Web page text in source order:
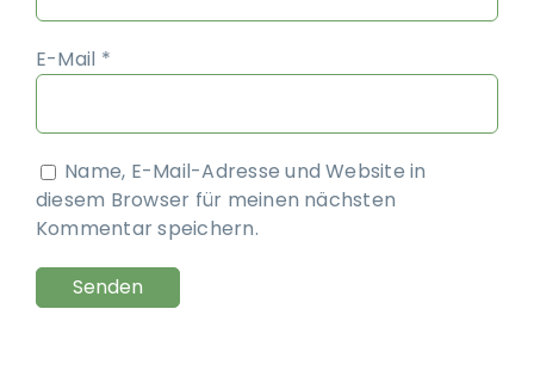
E-Mail *
Name, E-Mail-Adresse und Website in
diesem Browser für meinen nächsten
Kommentar speichern.